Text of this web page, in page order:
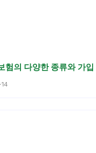
험의 다양한 종류와 가입